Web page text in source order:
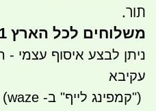
תור.
משלוחים לכל הארץ 41 שח
עקיבא
")קמפינג לייף" ב- waze)